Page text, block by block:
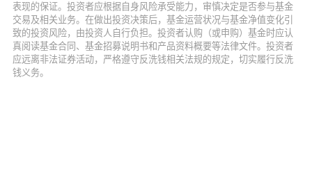
表现的保证。投资者应根据自身风险承受能力，审慎决定是否参与基金
交易及相关业务。在做出投资决策后，基金运营状况与基金净值变化引
致的投资风险，由投资人自行负担。投资者认购（或申购）基金时应认
真阅读基金合同、基金招募说明书和产品资料概要等法律文件。投资者
应远离非法证券活动，严格遵守反洗钱相关法规的规定，切实履行反洗
钱义务。